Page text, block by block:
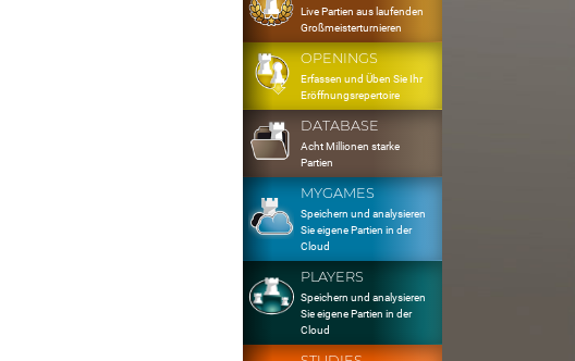
Live Partien aus laufenden
Großmeisterturnieren
OPENINGS
Erfassen und Üben Sie Ihr
Eröffnungsrepertoire
DATABASE
Acht Millionen starke
Partien
MYGAMES
Speichern und analysieren
Sie eigene Partien in der
Cloud
PLAYERS
Speichern und analysieren
Sie eigene Partien in der
Cloud